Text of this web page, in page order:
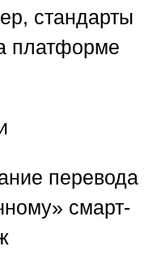
стандарты
платформе
перевода
смарт-